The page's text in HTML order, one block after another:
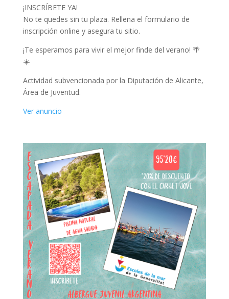
¡INSCRÍBETE YA!
No te quedes sin tu plaza. Rellena el formulario de
inscripción online y asegura tu sitio.
¡Te esperamos para vivir el mejor finde del verano! 🌴
☀️
Actividad subvencionada por la Diputación de Alicante,
Área de Juventud.
Ver anuncio